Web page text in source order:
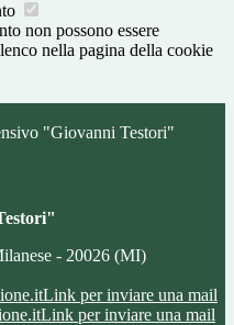
non possono essere
nella pagina della cookie
"Giovanni Testori"
- 20026 (MI)
Link per inviare una mail
Link per inviare una mail